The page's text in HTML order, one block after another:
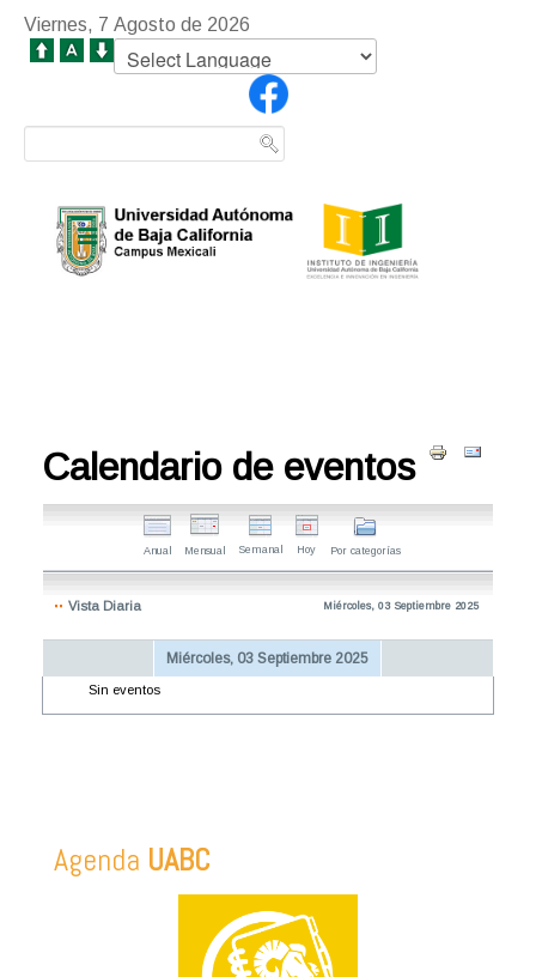
Viernes, 7 Agosto de 2026
Calendario de eventos
Anual Mensual Semanal Hoy Por categorías
Vista Diaria Miércoles, 03 Septiembre 2025
Miércoles, 03 Septiembre 2025
Sin eventos
Agenda UABC